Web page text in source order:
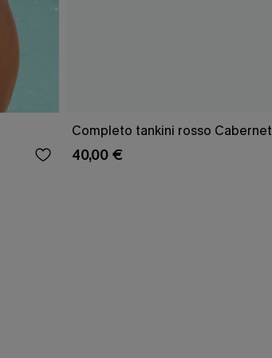
Completo tankini rosso Cabernet
40,00 €